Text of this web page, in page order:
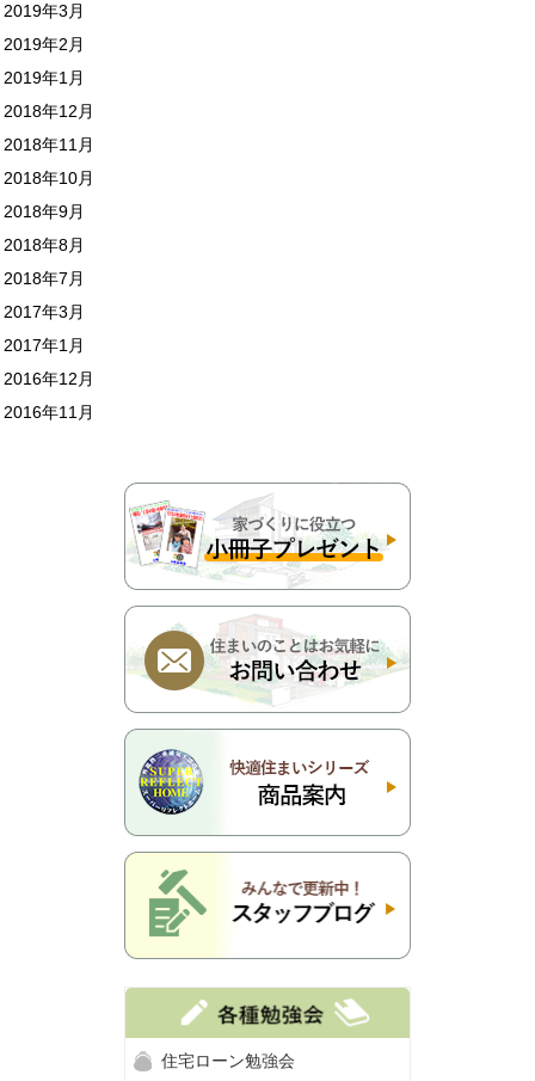
2019年3月
2019年2月
2019年1月
2018年12月
2018年11月
2018年10月
2018年9月
2018年8月
2018年7月
2017年3月
2017年1月
2016年12月
2016年11月
住宅ローン勉強会